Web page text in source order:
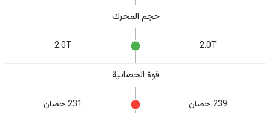
حجم المحرك
2.0T
2.0T
قوة الحصانية
239 حصان 231 حصان